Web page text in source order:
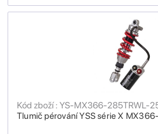
Tlumič pérování YSS série X
Kód zboží : YS-MX366-285TRWL-